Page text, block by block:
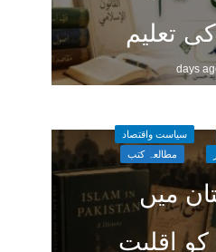
تعلیم
سیاست واقتصاد
مطالعہ کتب
میں
کو اقلیت